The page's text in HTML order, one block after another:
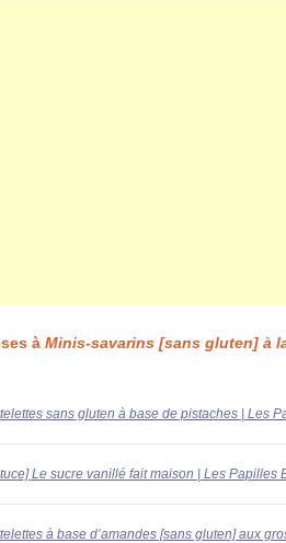
à Minis-savarins [sans gluten] à
sans gluten à base de pistaches | Les
Le sucre vanillé fait maison | Les Papilles
à base d’amandes [sans gluten] aux